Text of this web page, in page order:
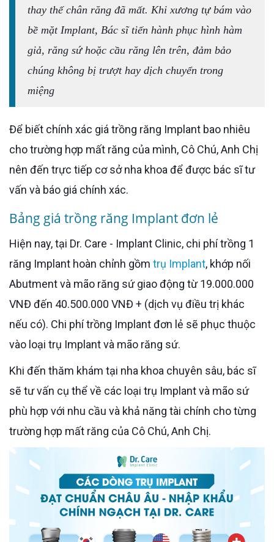
thay thế chân răng đã mất. Khi xương tự bám vào
bề mặt Implant, Bác sĩ tiến hành phục hình hàm
giả, răng sứ hoặc cầu răng lên trên, đảm bảo
chúng không bị trượt hay dịch chuyển trong
miệng
Để biết chính xác giá trồng răng Implant bao nhiêu
cho trường hợp mất răng của mình, Cô Chú, Anh Chị
nên đến trực tiếp cơ sở nha khoa để được bác sĩ tư
vấn và báo giá chính xác.
Bảng giá trồng răng Implant đơn lẻ
Hiện nay, tại Dr. Care - Implant Clinic, chi phí trồng 1
răng Implant hoàn chỉnh gồm trụ Implant, khớp nối
Abutment và mão răng sứ giao động từ 19.000.000
VNĐ đến 40.500.000 VNĐ + (dịch vụ điều trị khác
nếu có). Chi phí trồng Implant đơn lẻ sẽ phục thuộc
vào loại trụ Implant và mão răng sứ.
Khi đến thăm khám tại nha khoa chuyên sâu, bác sĩ
sẽ tư vấn cụ thể về các loại trụ Implant và mão sứ
phù hợp với nhu cầu và khả năng tài chính cho từng
trường hợp mất răng của Cô Chú, Anh Chị.